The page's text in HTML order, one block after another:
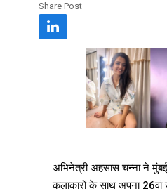
Share Post
अभिनेत्री अहसास चन्ना ने
कलाकारों के साथ अपना 26वां